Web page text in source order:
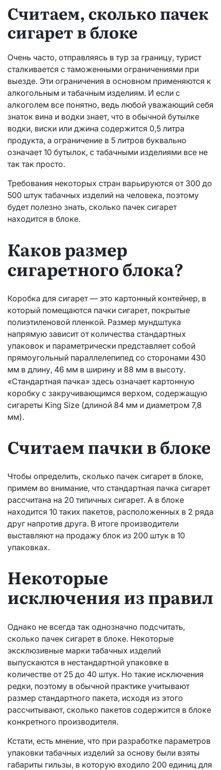
Считаем, сколько пачек
сигарет в блоке
Очень часто, отправляясь в тур за границу, турист
сталкивается с таможенными ограничениями при
выезде. Эти ограничения в основном применяются к
алкогольным и табачным изделиям. И если с
алкоголем все понятно, ведь любой уважающий себя
знаток вина и водки знает, что в обычной бутылке
водки, виски или джина содержится 0,5 литра
продукта, а ограничение в 5 литров буквально
означает 10 бутылок, с табачными изделиями все не
так так просто.
Требования некоторых стран варьируются от 300 до
500 штук табачных изделий на человека, поэтому
будет полезно знать, сколько пачек сигарет
находится в блоке.
Каков размер
сигаретного блока?
Коробка для сигарет — это картонный контейнер, в
который помещаются пачки сигарет, покрытые
полиэтиленовой пленкой. Размер мундштука
напрямую зависит от количества стандартных
упаковок и параметрически представляет собой
прямоугольный параллелепипед со сторонами 430
мм в длину, 46 мм в ширину и 88 мм в высоту.
«Стандартная пачка» здесь означает картонную
коробку с закручивающимся верхом, содержащую
сигареты King Size (длиной 84 мм и диаметром 7,8
мм).
Считаем пачки в блоке
Чтобы определить, сколько пачек сигарет в блоке,
примем во внимание, что стандартная пачка сигарет
рассчитана на 20 типичных сигарет. А в блоке
находится 10 таких пакетов, расположенных в 2 ряда
друг напротив друга. В итоге производители
выставляют на продажу блок из 200 штук в 10
упаковках.
Некоторые
исключения из правил
Однако не всегда так однозначно подсчитать,
сколько пачек сигарет в блоке. Некоторые
эксклюзивные марки табачных изделий
выпускаются в нестандартной упаковке в
количестве от 25 до 40 штук. Но такие исключения
редки, поэтому в обычной практике учитывают
размер стандартного пакета, исходя из этого
рассчитывают, сколько пакетов содержится в блоке
конкретного производителя.
Кстати, есть мнение, что при разработке параметров
упаковки табачных изделий за основу были взяты
габариты гильзы, в которую входило 200 единиц для